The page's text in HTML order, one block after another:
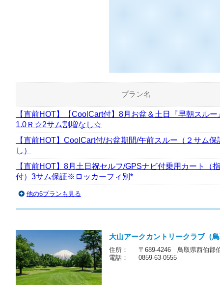
プラン名
【直前HOT】【CoolCart付】8月お盆＆土日『早朝スルー
1.0Ｒ☆2サム割増なし☆
【直前HOT】CoolCart付/お盆期間/午前スルー（２サム保
し）
【直前HOT】8月土日祝セルフ/GPSナビ付乗用カート（
付）3サム保証※ロッカーフィ別*
他の6プランも見る
大山アークカントリークラブ（
住所：
〒689-4246 鳥取県西伯郡
電話：
0859-63-0555